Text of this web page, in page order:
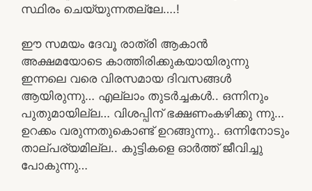
സ്ഥിരം ചെയ്യുന്നതല്ലേ….!
ഈ സമയം ദേവൂ രാത്രി ആകാൻ
അക്ഷമയോടെ കാത്തിരിക്കുകയായിരുന്നു
ഇന്നലെ വരെ വിരസമായ ദിവസങ്ങൾ
ആയിരുന്നു… എല്ലാം തുടർച്ചകൾ.. ഒന്നിനും
പുതുമായില്ല… വിശപ്പിന് ഭക്ഷണംകഴിക്കു ന്നു…
ഉറക്കം വരുന്നതുകൊണ്ട് ഉറങ്ങുന്നു.. ഒന്നിനോടും
താല്പര്യമില്ല.. കുട്ടികളെ ഓർത്ത്‌ ജീവിച്ചു
പോകുന്നു…